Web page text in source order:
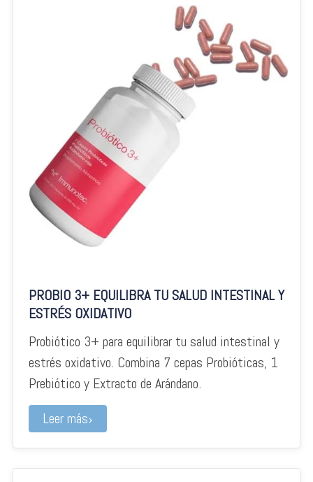
PROBIO 3+ EQUILIBRA TU SALUD INTESTINAL Y
ESTRÉS OXIDATIVO
Probiótico 3+ para equilibrar tu salud intestinal y
estrés oxidativo. Combina 7 cepas Probióticas, 1
Prebiótico y Extracto de Arándano.
Leer más